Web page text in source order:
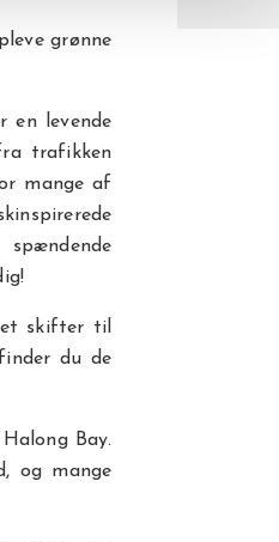
grønne
en levende
trafikken
mange af
skifter til
du de
Bay.
og mange